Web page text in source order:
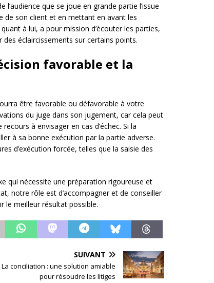
que se joue en grande partie l’issue
de son client et en mettant en avant les
à lui, a pour mission d’écouter les parties,
éclaircissements sur certains points.
favorable et la
être favorable ou défavorable à votre
du juge dans son jugement, car cela peut
à envisager en cas d’échec. Si la
à sa bonne exécution par la partie adverse.
d’exécution forcée, telles que la saisie des
qui nécessite une préparation rigoureuse et
notre rôle est d’accompagner et de conseiller
le meilleur résultat possible.
SUIVANT
La conciliation : une solution amiable
pour résoudre les litiges